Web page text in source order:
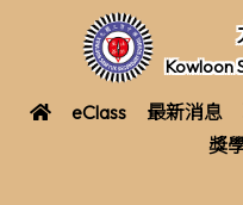
Kowloon
eClass 最新消息
獎